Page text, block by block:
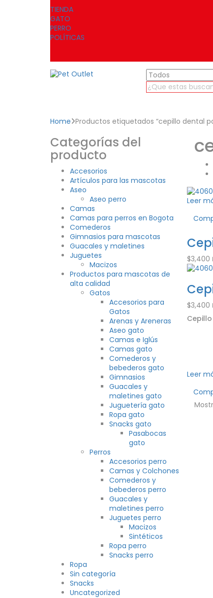
TIENDA
GATO
PERRO
POLÍTICAS
Home Productos etiquetados “cepillo dental
Categorías del
producto
Accesorios
Artículos para las mascotas
Aseo
Aseo perro
Camas
Camas para perros en Bogota
Comederos
Gimnasios para mascotas
Guacales y maletines
Juguetes
Macizos
Productos para mascotas de
alta calidad
Gatos
Accesorios para
Gatos
Arenas y Areneras
Aseo gato
Camas e Iglús
Camas gato
Comederos y
bebederos gato
Gimnasios
Guacales y
maletines gato
Juguetería gato
Ropa gato
Snacks gato
Pasabocas
gato
Perros
Accesorios perro
Camas y Colchones
Comederos y
bebederos perro
Guacales y
maletines perro
Juguetes perro
Macizos
Sintéticos
Ropa perro
Snacks perro
Ropa
Sin categoría
Snacks
Uncategorized
Leer
$3,400
$3,400
Leer